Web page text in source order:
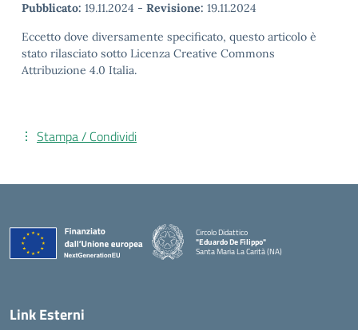
Pubblicato: 19.11.2024 - Revisione: 19.11.2024
Eccetto dove diversamente specificato, questo articolo è
stato rilasciato sotto Licenza Creative Commons
Attribuzione 4.0 Italia.
Stampa / Condividi
Circolo Didattico
"Eduardo De Filippo"
Santa Maria La Carità (NA)
Link Esterni